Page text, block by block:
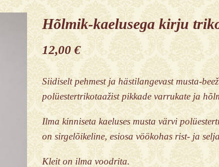
Hõlmik-kaelusega kirju
12,00€
Siidiselt pehmest ja hästilangevast musta-
polüestertrikotaažist pikkade varrukate ja
Ilma kinniseta kaeluses musta värvi
on sirgelõikeline, esiosa vöökohas rist- ja
Kleit on ilma voodrita.